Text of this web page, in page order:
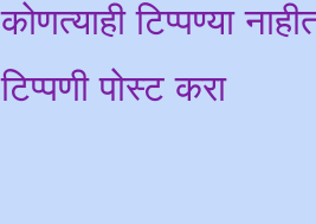
कोणत्याही टिप्पण्‍या
टिप्पणी पोस्ट करा